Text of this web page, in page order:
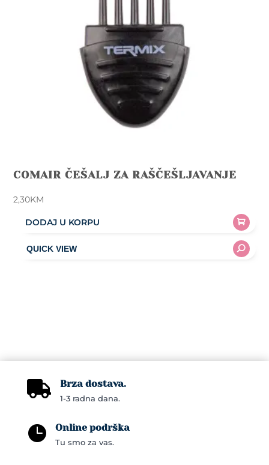
COMAIR ČEŠALJ ZA RAŠČEŠLJAVANJE
2,30KM
DODAJ U KORPU
 Brza dostava.
1-3 radna dana.
 Online podrška
Tu smo za vas.